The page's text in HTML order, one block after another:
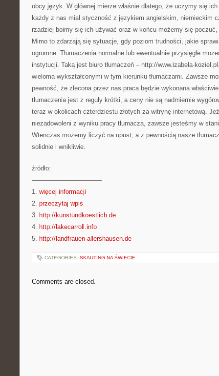
obcy język. W głównej mierze właśnie dlatego, że uczymy się
każdy z nas miał styczność z językiem angielskim, niemieckim
rzadziej boimy się ich używać oraz w końcu możemy się
Mimo to zdarzają się sytuacje, gdy poziom trudności, jakie
ogromne. Tłumaczenia normalne lub ewentualnie przysięgłe
instytucji. Taką jest biuro tłumaczeń – http://www.izabela-
wieloma wykształconymi w tym kierunku tłumaczami. Zawsze
pewność, że zlecona przez nas praca będzie wykonana
tłumaczenia jest z reguły krótki, a ceny nie są nadmiernie
teraz w okolicach czterdziestu złotych za witrynę internetową.
niezadowoleni z wyniku pracy tłumacza, zawsze jesteśmy w
Wtenczas możemy liczyć na upust, a z pewnością nasze
solidnie i wnikliwie.
źródło:
———————————
1. więcej informacji
2. przeczytaj wpis
3. http://kunstundkoestlich.de
4. http://lakecarroll.info
5. http://landfrauen-allershausen.de
CATEGORIES: SKAUTING NA ŚWIECIE
Comments are closed.